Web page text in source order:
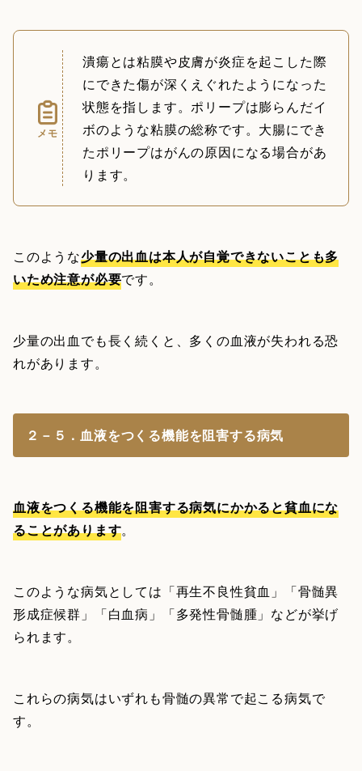
メモ
潰瘍とは粘膜や皮膚が炎症を起こした際
にできた傷が深くえぐれたようになった
状態を指します。ポリープは膨らんだイ
ボのような粘膜の総称です。大腸にでき
たポリープはがんの原因になる場合があ
ります。
このような少量の出血は本人が自覚できないことも多
いため注意が必要です。
少量の出血でも長く続くと、多くの血液が失われる恐
れがあります。
２－５．血液をつくる機能を阻害する病気
血液をつくる機能を阻害する病気にかかると貧血にな
ることがあります。
このような病気としては「再生不良性貧血」「骨髄異
形成症候群」「白血病」「多発性骨髄腫」などが挙げ
られます。
これらの病気はいずれも骨髄の異常で起こる病気で
す。